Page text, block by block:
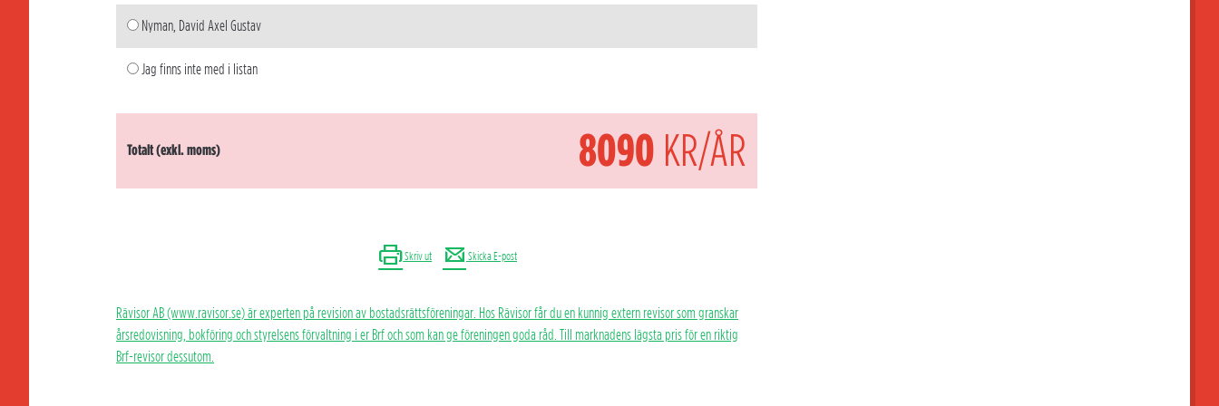
Nyman, David Axel Gustav
Jag finns inte med i listan
Totalt (exkl. moms) 8090 KR/ÅR
Skriv ut Skicka E-post
Rävisor AB (www.ravisor.se) är experten på revision av bostadsrättsföreningar. Hos Rävisor får du en kunnig extern revisor som granskar
årsredovisning, bokföring och styrelsens förvaltning i er Brf och som kan ge föreningen goda råd. Till marknadens lägsta pris för en riktig
Brf-revisor dessutom.